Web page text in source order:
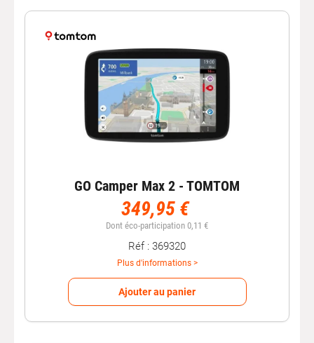
GO Camper Max 2 - TOMTOM
349,95 €
Dont éco-participation 0,11 €
Réf : 369320
Plus d'informations >
Ajouter au panier